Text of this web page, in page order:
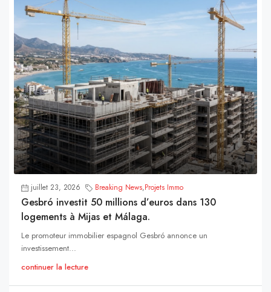
juillet 23, 2026 Breaking News,Projets Immo
Gesbró investit 50 millions d’euros dans 130
logements à Mijas et Málaga.
Le promoteur immobilier espagnol Gesbró annonce un
investissement...
continuer la lecture